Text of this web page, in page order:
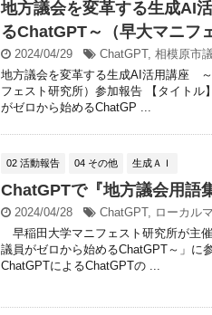
地方議会を変革する生成AI
るChatGPT～（早大マニフ
2024/04/29 ChatGPT, 相模原市
地方議会を変革する生成AI活用講座
フェスト研究所）参加報告 【タイト
がゼロから始めるChatGP ...
02 活動報告 04 その他 生成ＡＩ
ChatGPTで『地方議会用語
2024/04/28 ChatGPT, ローカル
早稲田大学マニフェスト研究所が主
議員がゼロから始めるChatGPT～」に
ChatGPTによるChatGPTの ...